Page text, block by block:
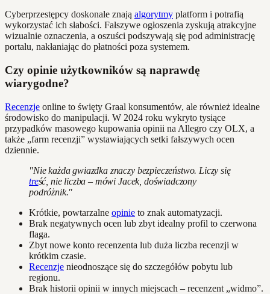
Cyberprzestępcy doskonale znają algorytmy platform i potrafią
wykorzystać ich słabości. Fałszywe ogłoszenia zyskują atrakcyjne
wizualnie oznaczenia, a oszuści podszywają się pod administrację
portalu, nakłaniając do płatności poza systemem.
Czy opinie użytkowników są naprawdę
wiarygodne?
Recenzje online to święty Graal konsumentów, ale również idealne
środowisko do manipulacji. W 2024 roku wykryto tysiące
przypadków masowego kupowania opinii na Allegro czy OLX, a
także „farm recenzji” wystawiających setki fałszywych ocen
dziennie.
"Nie każda gwiazdka znaczy bezpieczeństwo. Liczy się
treść, nie liczba – mówi Jacek, doświadczony
podróżnik."
Krótkie, powtarzalne opinie to znak automatyzacji.
Brak negatywnych ocen lub zbyt idealny profil to czerwona
flaga.
Zbyt nowe konto recenzenta lub duża liczba recenzji w
krótkim czasie.
Recenzje nieodnoszące się do szczegółów pobytu lub
regionu.
Brak historii opinii w innych miejscach – recenzent „widmo”.